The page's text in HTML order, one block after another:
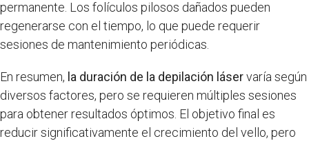
permanente. Los folículos pilosos dañados pueden
regenerarse con el tiempo, lo que puede requerir
sesiones de mantenimiento periódicas.
En resumen, la duración de la depilación láservaría según
diversos factores, pero se requieren múltiples sesiones
para obtener resultados óptimos. El objetivo final es
reducir significativamente el crecimiento del vello, pero